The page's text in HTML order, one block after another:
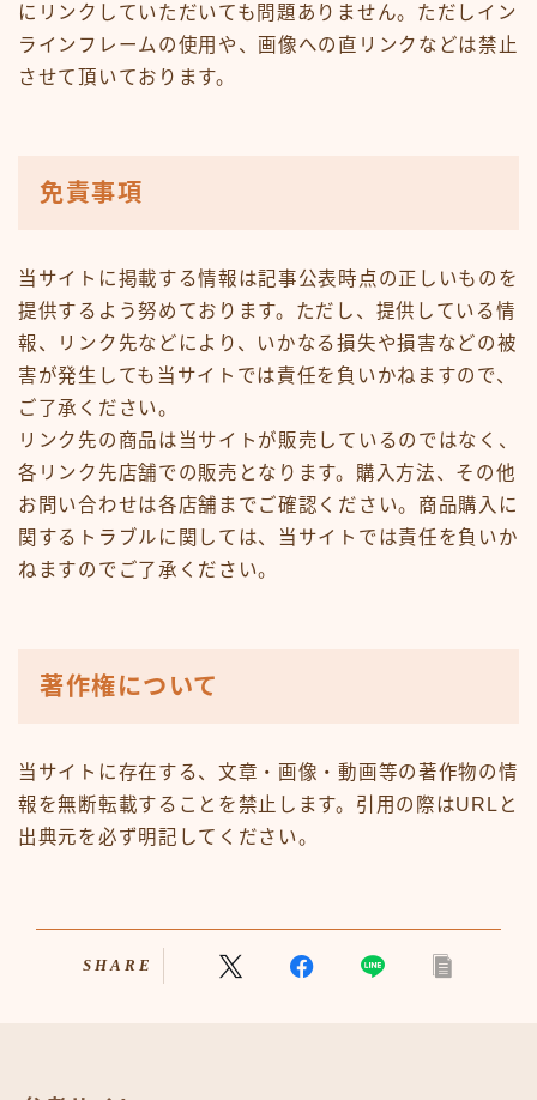
にリンクしていただいても問題ありません。ただしイン
ラインフレームの使用や、画像への直リンクなどは禁止
させて頂いております。
免責事項
当サイトに掲載する情報は記事公表時点の正しいものを
提供するよう努めております。ただし、提供している情
報、リンク先などにより、いかなる損失や損害などの被
害が発生しても当サイトでは責任を負いかねますので、
ご了承ください。
リンク先の商品は当サイトが販売しているのではなく、
各リンク先店舗での販売となります。購入方法、その他
お問い合わせは各店舗までご確認ください。商品購入に
関するトラブルに関しては、当サイトでは責任を負いか
ねますのでご了承ください。
著作権について
当サイトに存在する、文章・画像・動画等の著作物の情
報を無断転載することを禁止します。引用の際はURLと
出典元を必ず明記してください。
SHARE